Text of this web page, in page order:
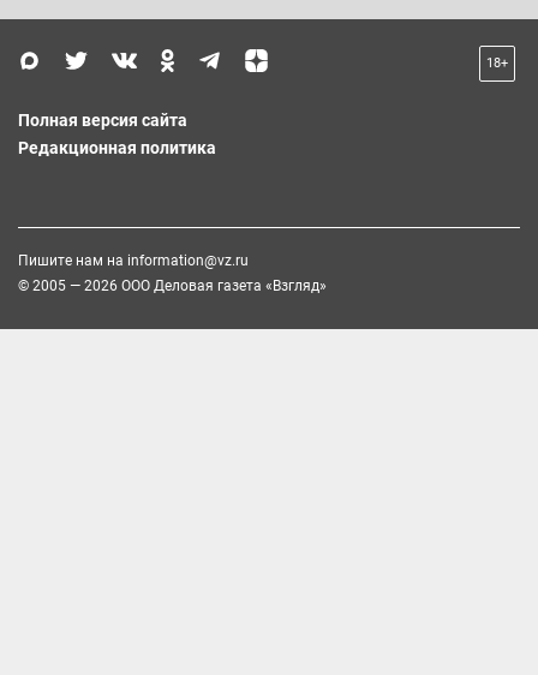
18+
Полная версия сайта
Редакционная политика
Пишите нам на information@vz.ru
© 2005 — 2026 ООО Деловая газета «Взгляд»